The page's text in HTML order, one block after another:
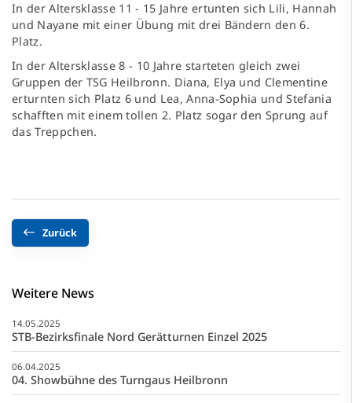
In der Altersklasse 11 - 15 Jahre ertunten sich Lili, Hannah
und Nayane mit einer Übung mit drei Bändern den 6.
Platz.
In der Altersklasse 8 - 10 Jahre starteten gleich zwei
Gruppen der TSG Heilbronn. Diana, Elya und Clementine
erturnten sich Platz 6 und Lea, Anna-Sophia und Stefania
schafften mit einem tollen 2. Platz sogar den Sprung auf
das Treppchen.
Zurück
Weitere News
14.05.2025
STB-Bezirksfinale Nord Gerätturnen Einzel 2025
06.04.2025
04. Showbühne des Turngaus Heilbronn